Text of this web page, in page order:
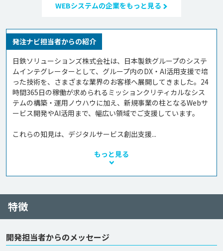
WEBシステムの企業をもっと見る
発注ナビ担当者からの紹介
日鉄ソリューションズ株式会社は、日本製鉄グループのシステ
ムインテグレーターとして、グループ内のDX・AI活用支援で培
った技術を、さまざまな業界のお客様へ展開してきました。24
時間365日の稼働が求められるミッションクリティカルなシス
テムの構築・運用ノウハウに加え、新規事業の柱となるWebサ
ービス開発やAI活用まで、幅広い領域でご支援しています。
これらの知見は、デジタルサービス創出支援...
もっと見る
特徴
開発担当者からのメッセージ